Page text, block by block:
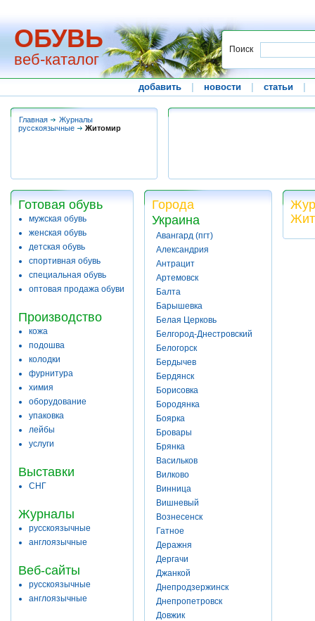
ОБУВЬ
веб-каталог
Поиск
добавить новости статьи
Главная
Журналы
русскоязычные
Житомир
Готовая обувь
мужская обувь
женская обувь
детская обувь
спортивная обувь
специальная обувь
оптовая продажа обуви
Производство
кожа
подошва
колодки
фурнитура
химия
оборудование
упаковка
лейбы
услуги
Выставки
СНГ
Журналы
русскоязычные
англоязычные
Веб-сайты
русскоязычные
англоязычные
Города
Украина
Авангард (пгт)
Александрия
Антрацит
Артемовск
Балта
Барышевка
Белая Церковь
Белгород-Днестровский
Белогорск
Бердычев
Бердянск
Борисовка
Бородянка
Боярка
Бровары
Брянка
Васильков
Вилково
Винница
Вишневый
Вознесенск
Гатное
Деражня
Дергачи
Джанкой
Днепродзержинск
Днепропетровск
Довжик